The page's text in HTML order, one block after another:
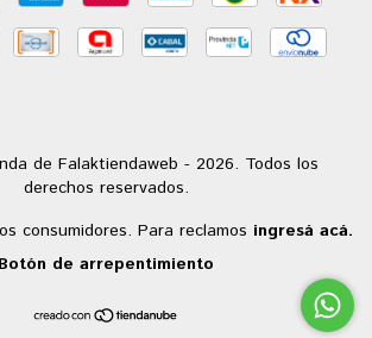
de Falaktiendaweb - 2026. Todos los
derechos reservados.
consumidores. Para reclamos ingresá acá.
Botón de arrepentimiento